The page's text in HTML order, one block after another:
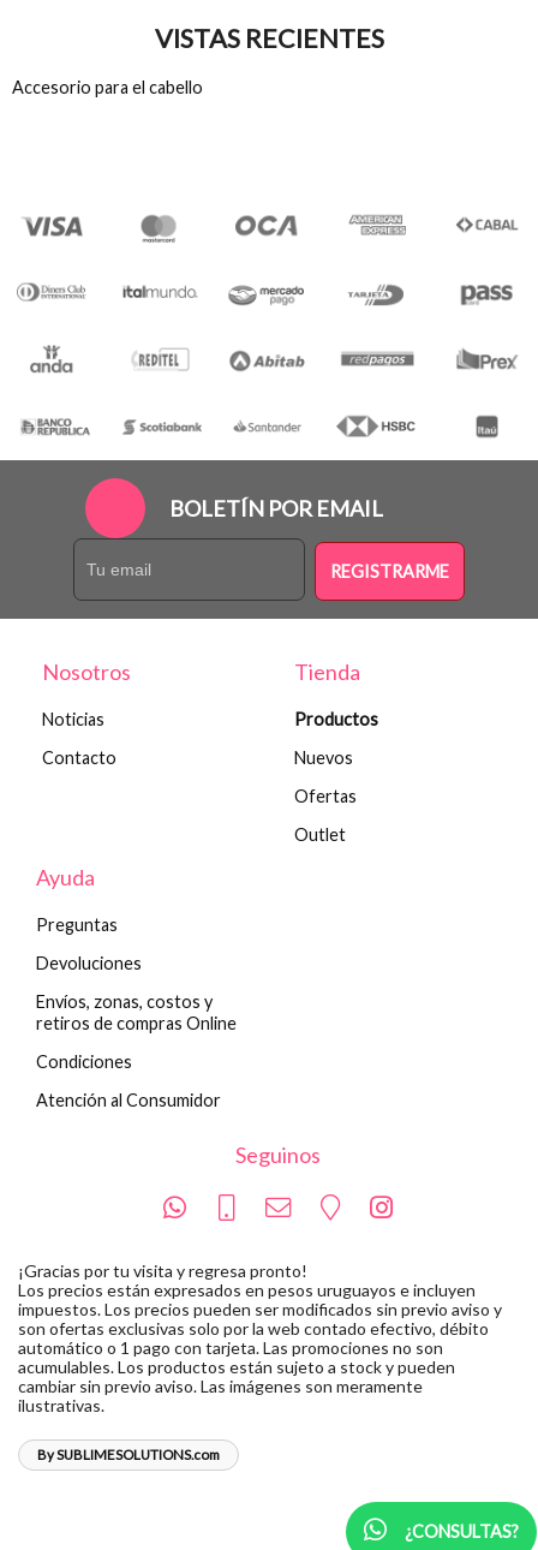
¿CONSULTAS?
VISTAS RECIENTES
Accesorio para el cabello
BOLETÍN POR EMAIL
REGISTRARME
Nosotros
Noticias
Contacto
Tienda
Productos
Nuevos
Ofertas
Outlet
Ayuda
Preguntas
Devoluciones
Envíos, zonas, costos y
retiros de compras Online
Condiciones
Atención al Consumidor
Seguinos
¡Gracias por tu visita y regresa pronto!
Los precios están expresados en pesos uruguayos e incluyen
impuestos. Los precios pueden ser modificados sin previo aviso y
son ofertas exclusivas solo por la web contado efectivo, débito
automático o 1 pago con tarjeta. Las promociones no son
acumulables. Los productos están sujeto a stock y pueden
cambiar sin previo aviso. Las imágenes son meramente
ilustrativas.
By SUBLIMESOLUTIONS.com